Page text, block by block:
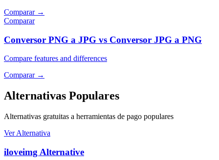
Comparar→
Comparar
Conversor PNG a JPG vs Conversor JPG a PNG
Compare features and differences
Comparar→
Alternativas Populares
Alternativas gratuitas a herramientas de pago populares
Ver Alternativa
iloveimg Alternative